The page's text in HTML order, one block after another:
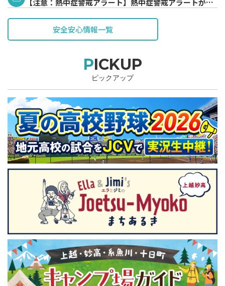
【注意：熱中症警戒アラート】熱中症警戒アラートが発
安全安心情報一覧
PICKUP
ピックアップ